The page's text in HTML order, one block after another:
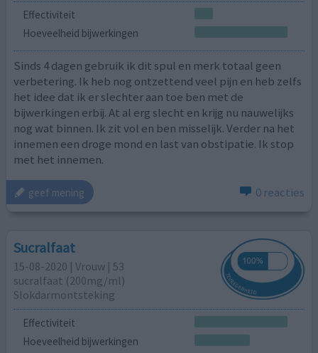
Effectiviteit
Hoeveelheid bijwerkingen
Sinds 4 dagen gebruik ik dit spul en merk totaal geen
verbetering. Ik heb nog ontzettend veel pijn en heb zelfs
het idee dat ik er slechter aan toe ben met de
bijwerkingen erbij. At al erg slecht en krijg nu nauwelijks
nog wat binnen. Ik zit vol en ben misselijk. Verder na het
innemen een droge mond en last van obstipatie. Ik stop
met het innemen.
geef mening 0 reacties
Sucralfaat
15-08-2020 | Vrouw | 53
sucralfaat (200mg/ml)
Slokdarmontsteking
Effectiviteit
Hoeveelheid bijwerkingen